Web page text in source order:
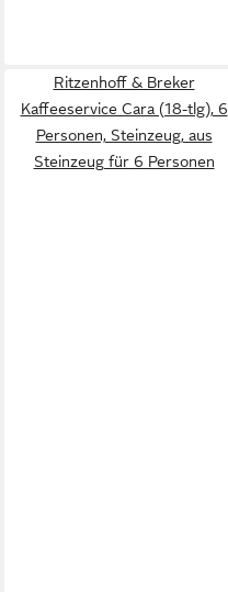
Ritzenhoff & Breker
Kaffeeservice Cara (18-tlg), 6
Personen, Steinzeug, aus
Steinzeug für 6 Personen